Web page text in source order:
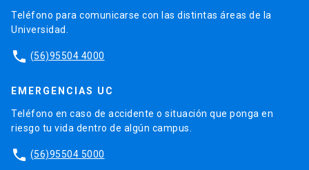
Teléfono para comunicarse con las distintas áreas de la
Universidad.
phone (56)95504 4000
EMERGENCIAS UC
Teléfono en caso de accidente o situación que ponga en
riesgo tu vida dentro de algún campus.
phone (56)95504 5000